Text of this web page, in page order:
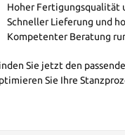
Hoher Fertigungsqualität
Schneller Lieferung und
Kompetenter Beratung
Sie jetzt den
Sie Ihre